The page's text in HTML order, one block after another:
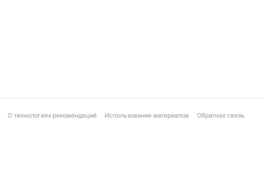
О технологиях рекомендаций Использование материалов Обратная связь